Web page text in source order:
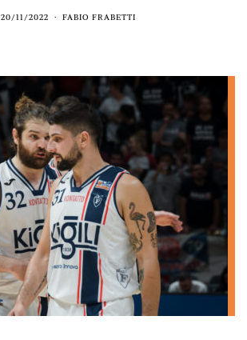
20/11/2022 FABIO FRABETTI